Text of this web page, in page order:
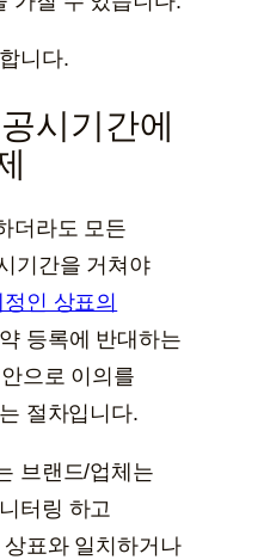
니다.
시기간에
더라도 모든
기간을 거쳐야
인 상표의
등록에 반대하는
으로 이의를
절차입니다.
브랜드/업체는
터링 하고
표와 일치하거나